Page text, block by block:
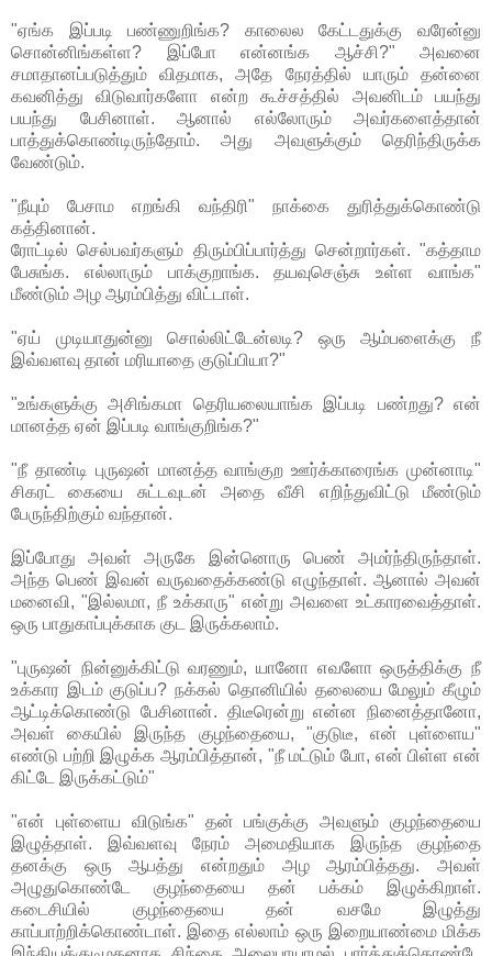
"ஏங்க இப்படி பண்ணுறிங்க? காலைல கேட்டதுக்கு வரேன்னு
சொன்னிங்கள்ள? இப்போ என்னங்க ஆச்சி?" அவனை
சமாதானப்படுத்தும் விதமாக, அதே நேரத்தில் யாரும் தன்னை
கவனித்து விடுவார்களோ என்ற கூச்சத்தில் அவனிடம் பயந்து
பயந்து பேசினாள். ஆனால் எல்லோரும் அவர்களைத்தான்
பாத்துக்கொண்டிருந்தோம். அது அவளுக்கும் தெரிந்திருக்க
வேண்டும்.
"நீயும் பேசாம எறங்கி வந்திரி" நாக்கை துரித்துக்கொண்டு
கத்தினான்.
ரோட்டில் செல்பவர்களும் திரும்பிப்பார்த்து சென்றார்கள். "கத்தாம
பேசுங்க. எல்லாரும் பாக்குறாங்க. தயவுசெஞ்சு உள்ள வாங்க"
மீண்டும் அழ ஆரம்பித்து விட்டாள்.
"ஏய் முடியாதுன்னு சொல்லிட்டேன்லடி? ஒரு ஆம்பளைக்கு நீ
இவ்வளவு தான் மரியாதை குடுப்பியா?"
"உங்களுக்கு அசிங்கமா தெரியலையாங்க இப்படி பண்றது? என்
மானத்த ஏன் இப்படி வாங்குறிங்க?"
"நீ தாண்டி புருஷன் மானத்த வாங்குற ஊர்க்காரைங்க முன்னாடி"
சிகரட் கையை சுட்டவுடன் அதை வீசி எறிந்துவிட்டு மீண்டும்
பேருந்திற்கும் வந்தான்.
இப்போது அவள் அருகே இன்னொரு பெண் அமர்ந்திருந்தாள்.
அந்த பெண் இவன் வருவதைக்கண்டு எழுந்தாள். ஆனால் அவன்
மனைவி, "இல்லமா, நீ உக்காரு" என்று அவளை உட்காரவைத்தாள்.
ஒரு பாதுகாப்புக்காக குட இருக்கலாம்.
"புருஷன் நின்னுக்கிட்டு வரணும், யானோ எவளோ ஒருத்திக்கு நீ
உக்கார இடம் குடுப்ப? நக்கல் தொனியில் தலையை மேலும் கீழும்
ஆட்டிக்கொண்டு பேசினான். திடீரென்று என்ன நினைத்தானோ,
அவள் கையில் இருந்த குழந்தையை, "குடுடீ, என் புள்ளைய"
எண்டு பற்றி இழுக்க ஆரம்பித்தான், "நீ மட்டும் போ, என் பிள்ள என்
கிட்டே இருக்கட்டும்"
"என் புள்ளைய விடுங்க" தன் பங்குக்கு அவளும் குழந்தையை
இழுத்தாள். இவ்வளவு நேரம் அமைதியாக இருந்த குழந்தை
தனக்கு ஒரு ஆபத்து என்றதும் அழ ஆரம்பித்தது. அவள்
அழுதுகொண்டே குழந்தையை தன் பக்கம் இழுக்கிறாள்.
கடைசியில் குழந்தையை தன் வசமே இழுத்து
காப்பாற்றிக்கொண்டாள். இதை எல்லாம் ஒரு இறையாண்மை மிக்க